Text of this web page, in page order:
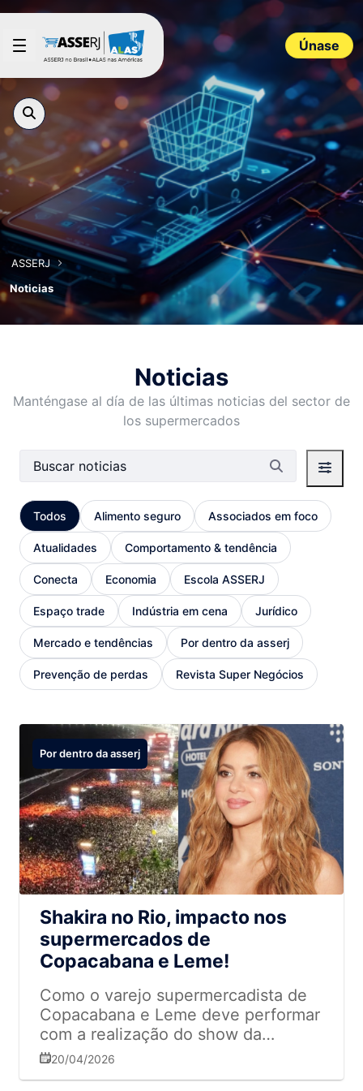
Saltar al contenido principal
Únase
ASSERJ
Noticias
Noticias
Manténgase al día de las últimas noticias del sector de
los supermercados
Barra de búsqueda
Todos Alimento seguro Associados em foco
Atualidades Comportamento & tendência
Conecta Economia Escola ASSERJ
Espaço trade Indústria em cena Jurídico
Mercado e tendências Por dentro da asserj
Prevenção de perdas Revista Super Negócios
Por dentro da asserj
Shakira no Rio, impacto nos
supermercados de
Copacabana e Leme!
Como o varejo supermercadista de
Copacabana e Leme deve performar
com a realização do show da
Shakira? A resposta está na
20/04/2026